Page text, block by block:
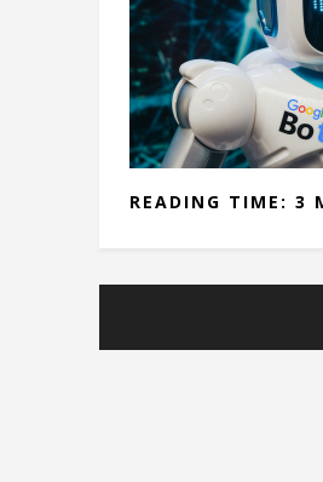
READING TIME: 3